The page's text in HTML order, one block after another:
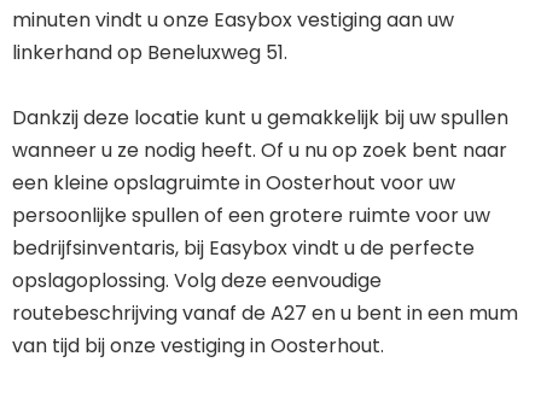
minuten vindt u onze Easybox vestiging aan uw
linkerhand op Beneluxweg 51.
Dankzij deze locatie kunt u gemakkelijk bij uw spullen
wanneer u ze nodig heeft. Of u nu op zoek bent naar
een kleine opslagruimte in Oosterhout voor uw
persoonlijke spullen of een grotere ruimte voor uw
bedrijfsinventaris, bij Easybox vindt u de perfecte
opslagoplossing. Volg deze eenvoudige
routebeschrijving vanaf de A27 en u bent in een mum
van tijd bij onze vestiging in Oosterhout.